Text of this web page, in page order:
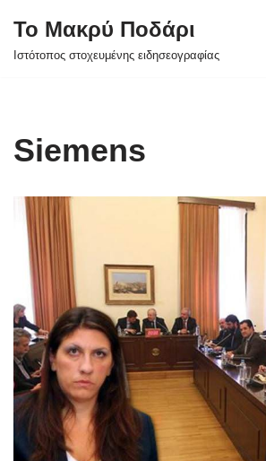
Μεταπηδήστε
Το Μακρύ Ποδάρι
Ιστότοπος στοχευμένης ειδησεογραφίας
Siemens